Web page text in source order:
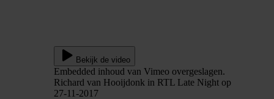
Bekijk de video
Embedded inhoud van Vimeo overgeslagen.
Richard van Hooijdonk in RTL Late Night op
27-11-2017